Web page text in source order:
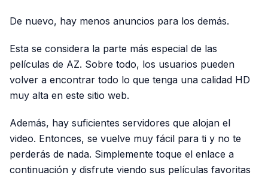
De nuevo, hay menos anuncios para los demás.
Esta se considera la parte más especial de las
películas de AZ. Sobre todo, los usuarios pueden
volver a encontrar todo lo que tenga una calidad HD
muy alta en este sitio web.
Además, hay suficientes servidores que alojan el
video. Entonces, se vuelve muy fácil para ti y no te
perderás de nada. Simplemente toque el enlace a
continuación y disfrute viendo sus películas favoritas